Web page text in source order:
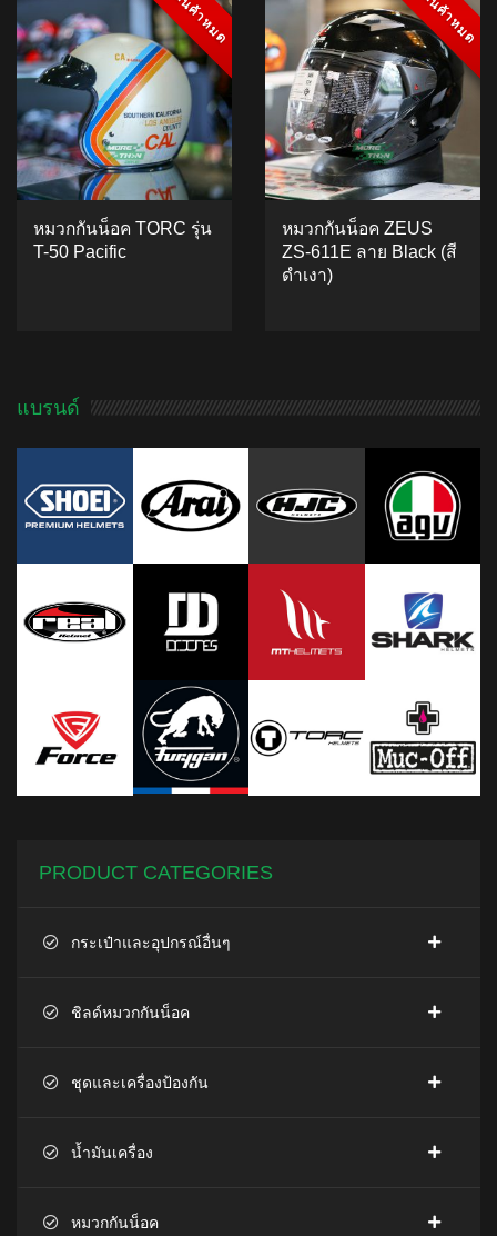
based on
customer
rating
ADD TO CART
สินค้าหมด
สินค้าหมด
หมวกกันน็อค TORC รุ่น
T-50 Pacific
สินค้าหมด
สินค้าหมด
หมวกกันน็อค ZEUS
ZS-611E ลาย Black (สี
ดำเงา)
customer
ADD TO CART
แบรนด์
PRODUCT CATEGORIES
กระเป๋าและอุปกรณ์อื่นๆ
ชิลด์หมวกกันน็อค
ชุดและเครื่องป้องกัน
น้ำมันเครื่อง
หมวกกันน็อค